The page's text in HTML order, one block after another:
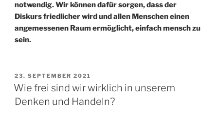
notwendig. Wir können dafür sorgen, dass der
Diskurs friedlicher wird und allen Menschen einen
angemessenen Raum ermöglicht, einfach mensch zu
sein.
VERÖFFENTLICHT
AM
23. SEPTEMBER 2021
Wie frei sind wir wirklich in unserem
Denken und Handeln?